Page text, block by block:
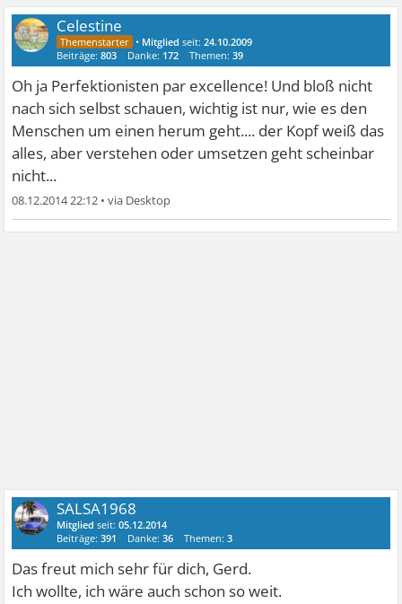
Celestine
• Mitglied seit:24.10.2009
Beiträge:803 Danke: 172 Themen:39
Oh ja Perfektionisten par excellence! Und bloß nicht
nach sich selbst schauen, wichtig ist nur, wie es den
Menschen um einen herum geht.... der Kopf weiß das
alles, aber verstehen oder umsetzen geht scheinbar
nicht...
08.12.2014 22:12 •
SALSA1968
Mitglied seit:05.12.2014
Beiträge:391 Danke:36 Themen:3
Das freut mich sehr für dich, Gerd.
Ich wollte, ich wäre auch schon so weit.